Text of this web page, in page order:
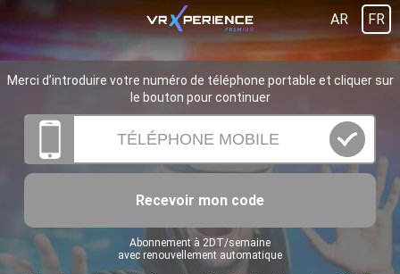
AR FR
Merci d’introduire votre numéro de téléphone portable et cliquer sur
le bouton pour continuer
Recevoir mon code
Abonnement à 2DT/semaine
avec renouvellement automatique